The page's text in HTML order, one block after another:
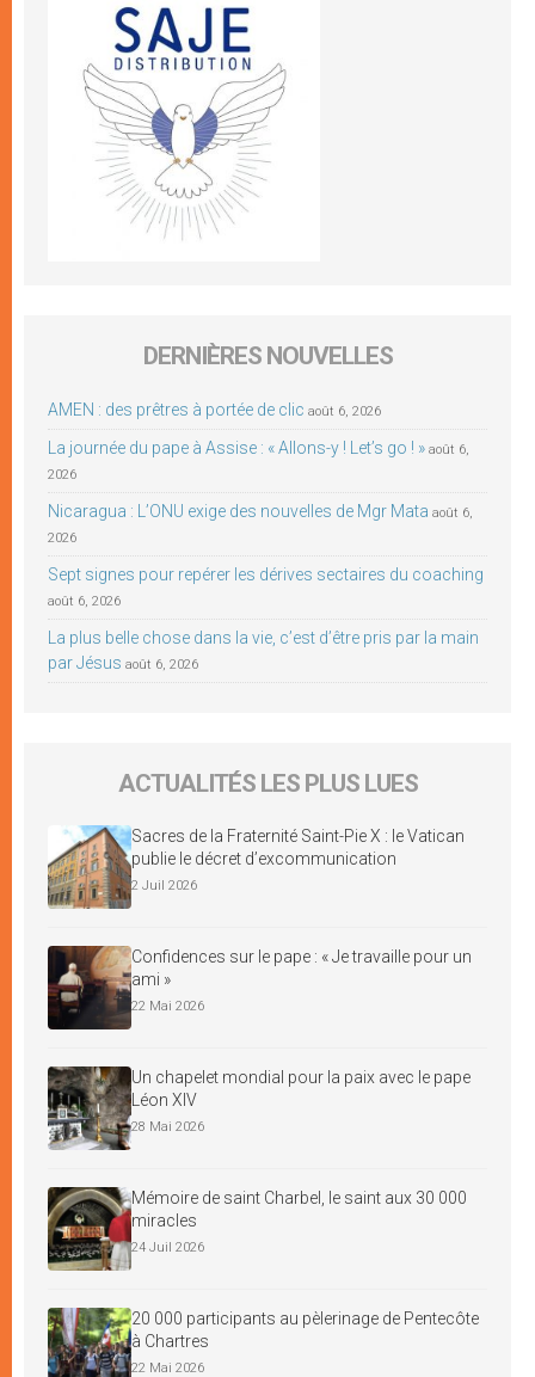
DERNIÈRES NOUVELLES
AMEN : des prêtres à portée de clic août 6, 2026
La journée du pape à Assise : « Allons-y ! Let’s go ! » août 6,
2026
Nicaragua : L’ONU exige des nouvelles de Mgr Mata août 6,
2026
Sept signes pour repérer les dérives sectaires du coaching
août 6, 2026
La plus belle chose dans la vie, c’est d’être pris par la main
par Jésus août 6, 2026
ACTUALITÉS LES PLUS LUES
Sacres de la Fraternité Saint-Pie X : le Vatican
publie le décret d’excommunication
2 Juil 2026
Confidences sur le pape : « Je travaille pour un
ami »
22 Mai 2026
Un chapelet mondial pour la paix avec le pape
Léon XIV
28 Mai 2026
Mémoire de saint Charbel, le saint aux 30 000
miracles
24 Juil 2026
20 000 participants au pèlerinage de Pentecôte
à Chartres
22 Mai 2026